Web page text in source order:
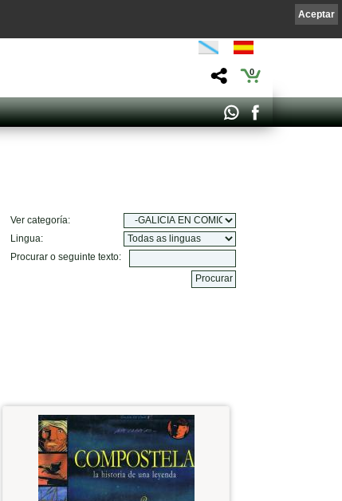
0
Ver categoría:
Lingua:
Procurar o seguinte texto:
Aceptar